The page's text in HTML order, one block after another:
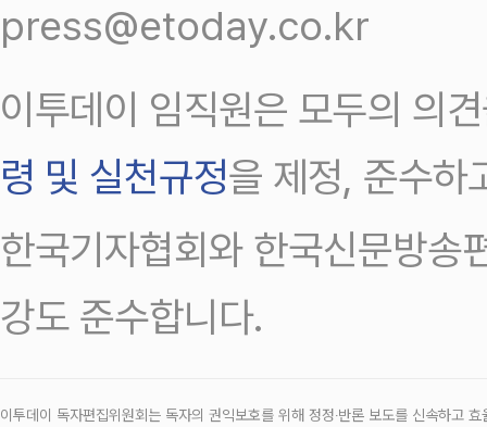
press@etoday.co.kr
이투데이 임직원은 모두의 의
령 및 실천규정을 제정, 준수하
한국기자협회와 한국신문방송
강도 준수합니다.
이투데이 독자편집위원회는 독자의 권익보호를 위해 정정‧반론 보도를 신속하고